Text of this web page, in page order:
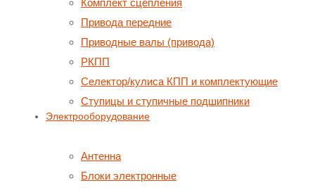
Привода передние
Приводные валы (привода)
РКПП
Селектор/кулиса КПП и комплектующие
Ступицы и ступичные подшипники
Электрооборудование
Антенна
Блоки электронные